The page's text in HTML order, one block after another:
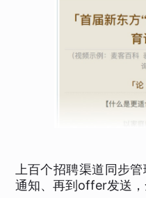
上百个招聘渠道同步
通知、再到offer发送